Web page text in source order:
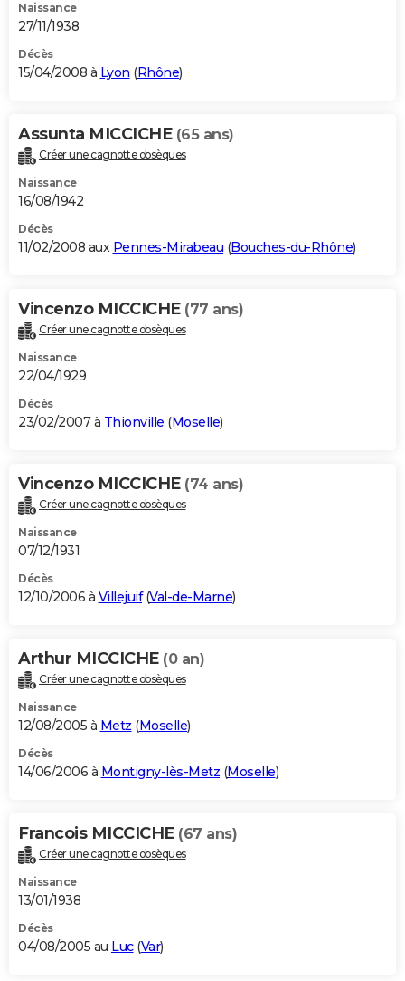
Naissance
27/11/1938
Décès
15/04/2008 à Lyon (Rhône)
Assunta MICCICHE (65 ans)
Créer une cagnotte obsèques
Naissance
16/08/1942
Décès
11/02/2008 aux Pennes-Mirabeau (Bouches-du-Rhône)
Vincenzo MICCICHE (77 ans)
Créer une cagnotte obsèques
Naissance
22/04/1929
Décès
23/02/2007 à Thionville (Moselle)
Vincenzo MICCICHE (74 ans)
Créer une cagnotte obsèques
Naissance
07/12/1931
Décès
12/10/2006 à Villejuif(Val-de-Marne)
Arthur MICCICHE (0 an)
Créer une cagnotte obsèques
Naissance
12/08/2005 à Metz (Moselle)
Décès
14/06/2006 à Montigny-lès-Metz (Moselle)
Francois MICCICHE (67 ans)
Créer une cagnotte obsèques
Naissance
13/01/1938
Décès
04/08/2005 au Luc(Var)